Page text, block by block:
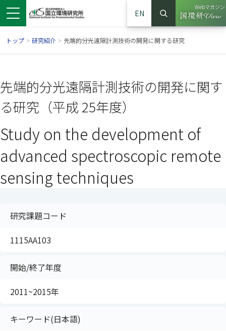
ドウで開きます）
ンドウで開きます）
ウインドウで開きます）
EN
サイト内検索
検索
Webマガジン
（別ウイ
トップ > 研究紹介 > 先端的分光遠隔計測技術の開発に関する研究
先端的分光遠隔計測技術の開発に関す
る研究（平成 25年度）
Study on the development of
advanced spectroscopic remote
sensing techniques
研究課題コード
1115AA103
開始/終了年度
2011~2015年
キーワード(日本語)